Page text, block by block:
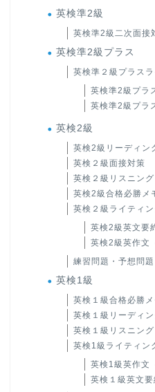
英検準2級
英検準2級二次面接
英検準2級プラス
英検準２級プラス
英検準2級プラ
英検準2級プラ
英検2級
英検2級リーディン
英検２級面接対策
英検２級リスニング
英検2級合格必勝メ
英検２級ライティ
英検2級英文要
英検2級英作文
練習問題・予想問題
英検1級
英検１級合格必勝メ
英検１級リーディ
英検１級リスニング
英検1級ライティン
英検1級英作文
英検１級英文要